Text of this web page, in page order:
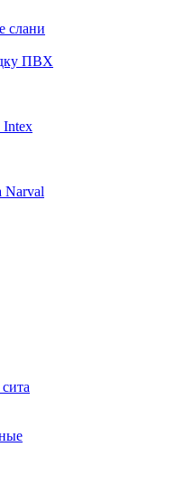
слани
ПВХ
Intex
Narval